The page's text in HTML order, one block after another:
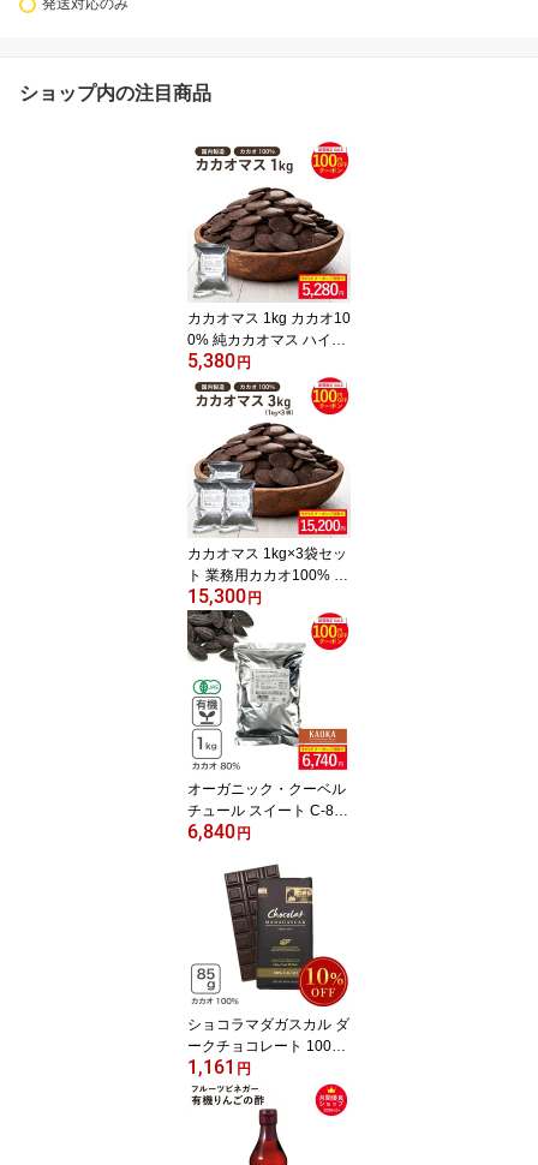
発送対応のみ
ショップ内の注目商品
カカオマス 1kg カカオ10
0% 純カカオマス ハイカ
カオ チョコレート カカ
オポリフェノール 砂糖不
使用 無添加 大容量 ビタ
ー クイックメルト 大東
カカオ ※お買い物マラソ
ンSALE ◆大特価セール
5,380円
カカオマス 1kg×3袋セッ
ト 業務用カカオ100% 純
カカオマス ハイカカオ
チョコレート カカオポリ
フェノール 砂糖不使用
無添加 大容量 ビター ク
イックメルト 大東カカオ
※お買い物マラソンSAL
E ◆大特価セール
15,300円
オーガニック・クーベル
チュール スイート C-80
1Kg オーガニックチョコ
レート 有機JAS認証品 フ
ェアトレード KAOKA ※
お買い物マラソンSALE
◆大特価セール
6,840円
ショコラマダガスカル ダ
ークチョコレート 100%
※お買い物マラソンSAL
E ◆大特価セール
1,161 円